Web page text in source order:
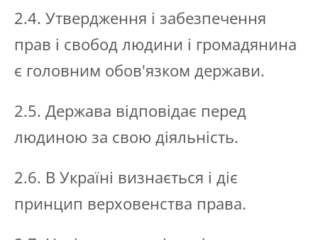
2.4. Утвердження і забезпечення
прав і свобод людини і громадянина
є головним обов'язком держави.
2.5. Держава відповідає перед
людиною за свою діяльність.
2.6. В Україні визнається і діє
принцип верховенства права.